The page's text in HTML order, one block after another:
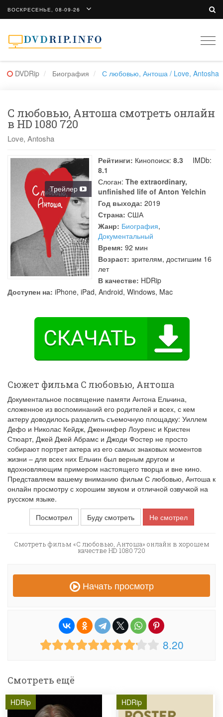
ВОСКРЕСЕНЬЕ, 08-09-26
DVDRip Биография С любовью, Антоша / Love, Antosha
С любовью, Антоша смотреть онлайн
в HD 1080 720
Love, Antosha
Трейлер
Рейтинги: Кинопоиск: 8.3
IMDb:
8.1
Слоган: The extraordinary,
unfinished life of Anton Yelchin
Год выхода: 2019
Страна: США
Жанр: Биография,
Документальный
Время: 92 мин
Возраст: зрителям, достигшим 16
лет
В качестве: HDRip
Доступен на: iPhone, iPad, Android, Windows, Mac
Сюжет фильма С любовью, Антоша
Документальное посвящение памяти Антона Ельчина,
сложенное из воспоминаний его родителей и всех, с кем
актеру доводилось разделить съемочную площадку: Уиллем
Дефо и Николас Кейдж, Дженнифер Лоуренс и Кристен
Стюарт, Джей Джей Абрамс и Джоди Фостер не просто
собирают портрет актера из его самых знаковых моментов
жизни – для всех них Ельчин был верным другом и
вдохновляющим примером настоящего творца и вне кино.
Представляем вашему вниманию фильм С любовью, Антоша к
онлайн просмотру с хорошим звуком и отличной озвучкой на
русском языке.
Посмотрел
Буду смотреть Не смотрел
Смотреть фильм «С любовью, Антоша» онлайн в хорошем
качестве HD 1080 720
Начать просмотр
8.20
Смотреть ещё
HDRip HDRip